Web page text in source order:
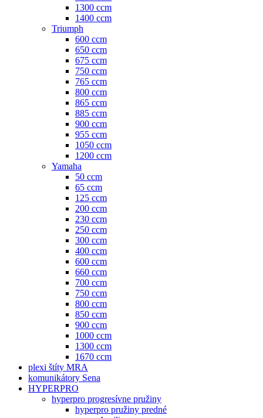
1300 ccm
1400 ccm
Triumph
600 ccm
650 ccm
675 ccm
750 ccm
765 ccm
800 ccm
865 ccm
885 ccm
900 ccm
955 ccm
1050 ccm
1200 ccm
Yamaha
50 ccm
65 ccm
125 ccm
200 ccm
230 ccm
250 ccm
300 ccm
400 ccm
600 ccm
660 ccm
700 ccm
750 ccm
800 ccm
850 ccm
900 ccm
1000 ccm
1300 ccm
1670 ccm
plexi štíty MRA
komunikátory Sena
HYPERPRO
hyperpro progresívne pružiny
hyperpro pružiny predné